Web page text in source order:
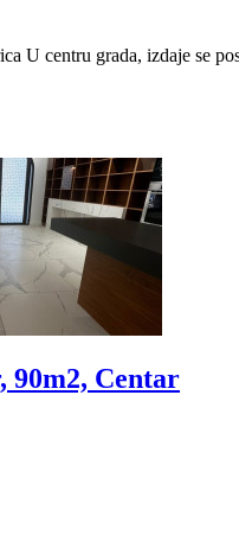
U centru grada, izdaje se
90m2, Centar